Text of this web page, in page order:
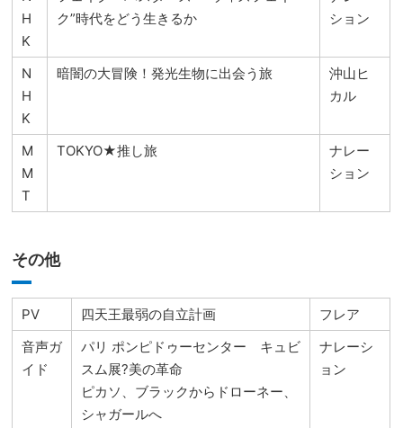
H
K
ク”時代をどう生きるか
ション
N
H
K
暗闇の大冒険！発光生物に出会う旅
沖山ヒ
カル
M
M
T
TOKYO★推し旅
ナレー
ション
その他
PV 四天王最弱の自立計画
フレア
音声ガ
イド
パリ ポンピドゥーセンター キュビ
スム展?美の革命
ピカソ、ブラックからドローネー、
シャガールへ
ナレーシ
ョン